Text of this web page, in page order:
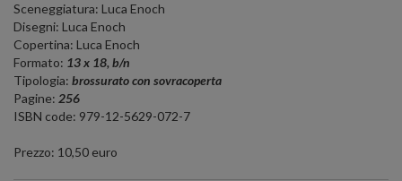
Sceneggiatura: Luca Enoch
Disegni: Luca Enoch
Copertina: Luca Enoch
Formato: 13 x 18, b/n
Tipologia: brossurato con sovracoperta
Pagine: 256
ISBN code: 979-12-5629-072-7
Prezzo: 10,50 euro